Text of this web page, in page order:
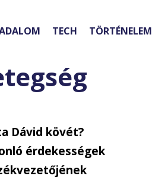
TECH TÖRTÉNELEM
Dávid kövét?
érdekességek